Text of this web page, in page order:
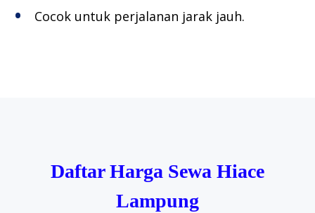
Cocok untuk perjalanan jarak jauh.
Daftar Harga Sewa Hiace
Lampung